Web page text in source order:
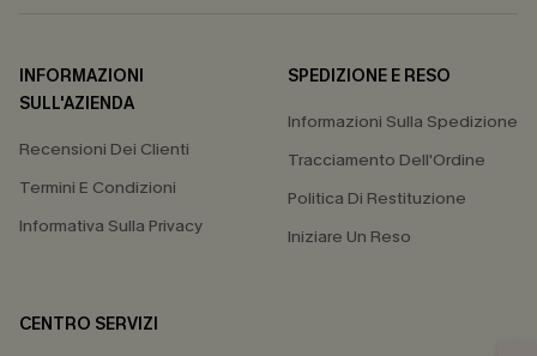
INFORMAZIONI
SULL'AZIENDA
Recensioni Dei Clienti
Termini E Condizioni
Informativa Sulla Privacy
SPEDIZIONE E RESO
Informazioni Sulla Spedizione
Tracciamento Dell'Ordine
Politica Di Restituzione
Iniziare Un Reso
CENTRO SERVIZI